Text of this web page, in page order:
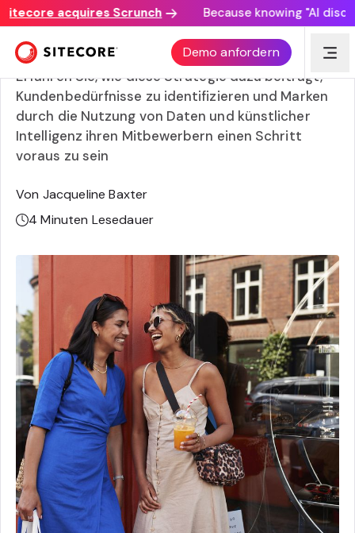
acquires Scrunch Because knowing "AI
Demo anfordern
Was ist Hyper-Personalisierung?
Erfahren Sie, wie diese Strategie dazu beiträgt,
Kundenbedürfnisse zu identifizieren und Marken
durch die Nutzung von Daten und künstlicher
Intelligenz ihren Mitbewerbern einen Schritt
voraus zu sein
Von Jacqueline Baxter
4 Minuten Lesedauer